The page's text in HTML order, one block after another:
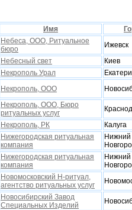
Имя
Небеса, ООО, Ритуальное
бюро
Ижевск
Небесный свет
Киев
Некрополь Урал
Некрополь, ООО
Некрополь, ООО, Бюро
ритуальныx услуг
Некрополь, РК
Калуга
Нижегородская ритуальная
компания
Нижний
Нижегородская ритуальная
компания
Нижний
Новомосковский Н-ритуал,
агентство ритуальныx услуг
Новосибирский Завод
Специальных Изделий